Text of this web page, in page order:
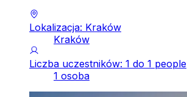
Lokalizacja: Kraków
Kraków
Liczba uczestników: 1 do 1 people
1 osoba